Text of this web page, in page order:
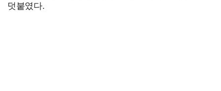
덧붙였다.